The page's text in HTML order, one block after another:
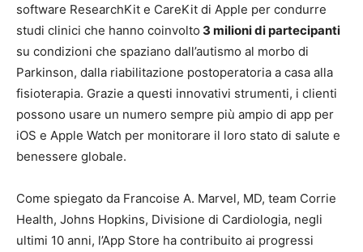
software ResearchKit e CareKit di Apple per condurre
studi clinici che hanno coinvolto 3 milioni di partecipanti
su condizioni che spaziano dall’autismo al morbo di
Parkinson, dalla riabilitazione postoperatoria a casa alla
fisioterapia. Grazie a questi innovativi strumenti, i clienti
possono usare un numero sempre più ampio di app per
iOS e Apple Watch per monitorare il loro stato di salute e
benessere globale.
Come spiegato da Francoise A. Marvel, MD, team Corrie
Health, Johns Hopkins, Divisione di Cardiologia, negli
ultimi 10 anni, l’App Store ha contribuito ai progressi